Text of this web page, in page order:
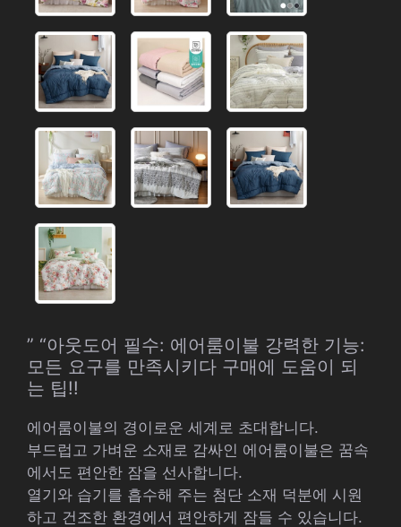
” “아웃도어 필수: 에어룸이불 강력한 기능:
모든 요구를 만족시키다 구매에 도움이 되
는 팁!!
에어룸이불의 경이로운 세계로 초대합니다.
부드럽고 가벼운 소재로 감싸인 에어룸이불은 꿈속
에서도 편안한 잠을 선사합니다.
열기와 습기를 흡수해 주는 첨단 소재 덕분에 시원
하고 건조한 환경에서 편안하게 잠들 수 있습니다.